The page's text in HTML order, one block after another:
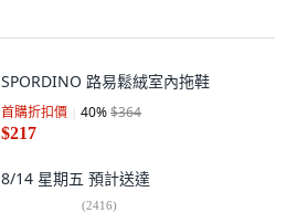
SPORDINO 路易鬆絨室內拖鞋
首購折扣價 40%$364
$217
8/14 星期五 預計送達
(2416)